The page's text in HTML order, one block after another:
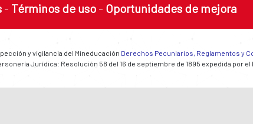
- Términos de uso - Oportunidades de mejora
y vigilancia del Mineducación Derechos Pecuniarios, Reglamentos y
Jurídica: Resolución 58 del 16 de septiembre de 1895 expedida por el